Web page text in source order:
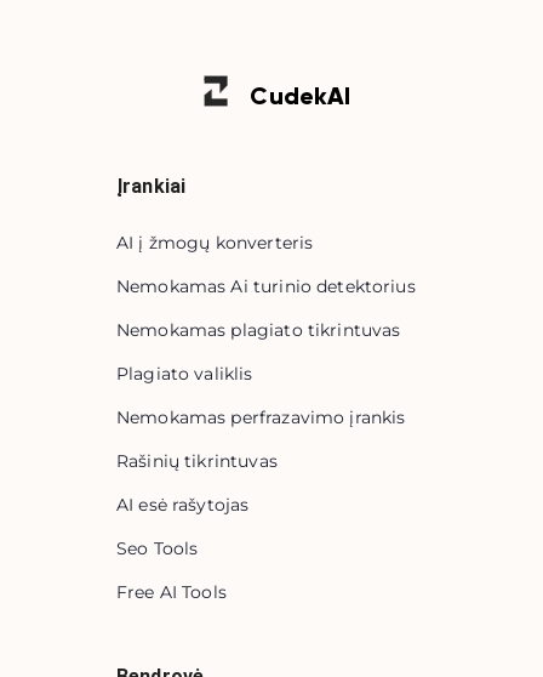
CudekAI
Įrankiai
AI į žmogų konverteris
Nemokamas Ai turinio detektorius
Nemokamas plagiato tikrintuvas
Plagiato valiklis
Nemokamas perfrazavimo įrankis
Rašinių tikrintuvas
AI esė rašytojas
Seo Tools
Free AI Tools